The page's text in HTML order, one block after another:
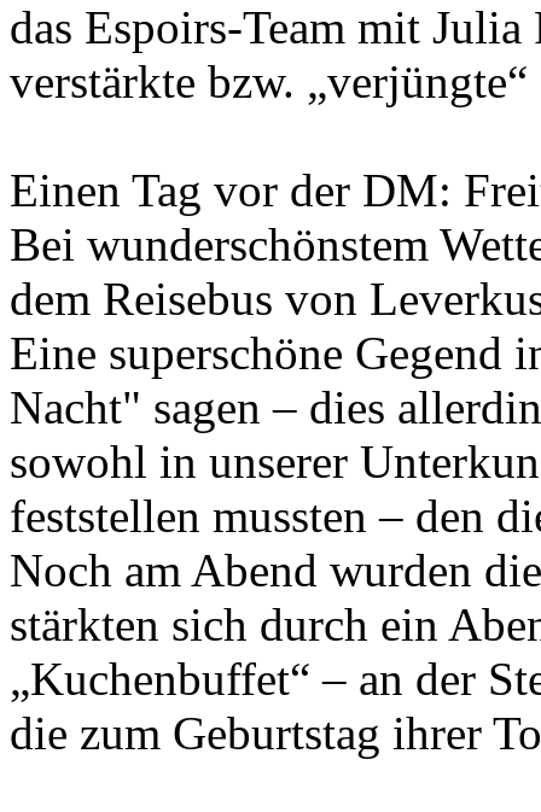
das Espoirs-Team mit
verstärkte bzw.
Einen Tag vor der DM:
Bei wunderschönstem
dem Reisebus von
Eine superschöne Gegend
Nacht" sagen – dies
sowohl in unserer
feststellen mussten – den
Noch am Abend wurden
stärkten sich durch ein
„Kuchenbuffet“ – an der
die zum Geburtstag ihrer